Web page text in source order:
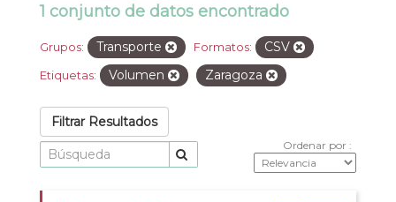
1 conjunto de datos encontrado
Grupos: Transporte Formatos: CSV
Etiquetas: Volumen Zaragoza
Filtrar Resultados
Ordenar por